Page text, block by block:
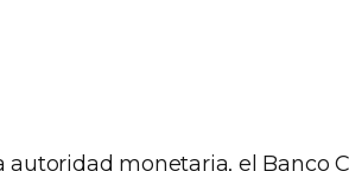
monetaria, el Banco